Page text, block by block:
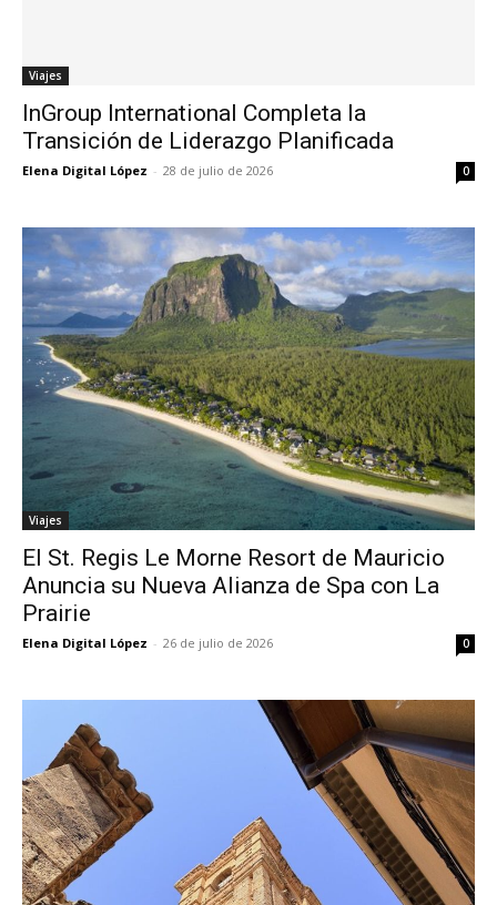
Viajes
InGroup International Completa la
Transición de Liderazgo Planificada
Elena Digital López - 28 de julio de 2026 0
Viajes
El St. Regis Le Morne Resort de Mauricio
Anuncia su Nueva Alianza de Spa con La
Prairie
Elena Digital López - 26 de julio de 2026 0